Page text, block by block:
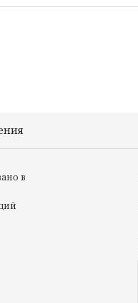
в